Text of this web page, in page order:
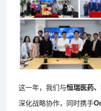
这一年，我们与恒瑞医药
深化战略协作，同时携手